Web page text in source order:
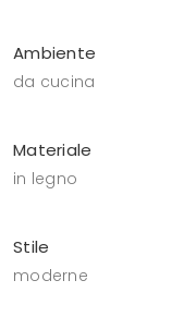
Ambiente
da cucina
Materiale
in legno
Stile
moderne